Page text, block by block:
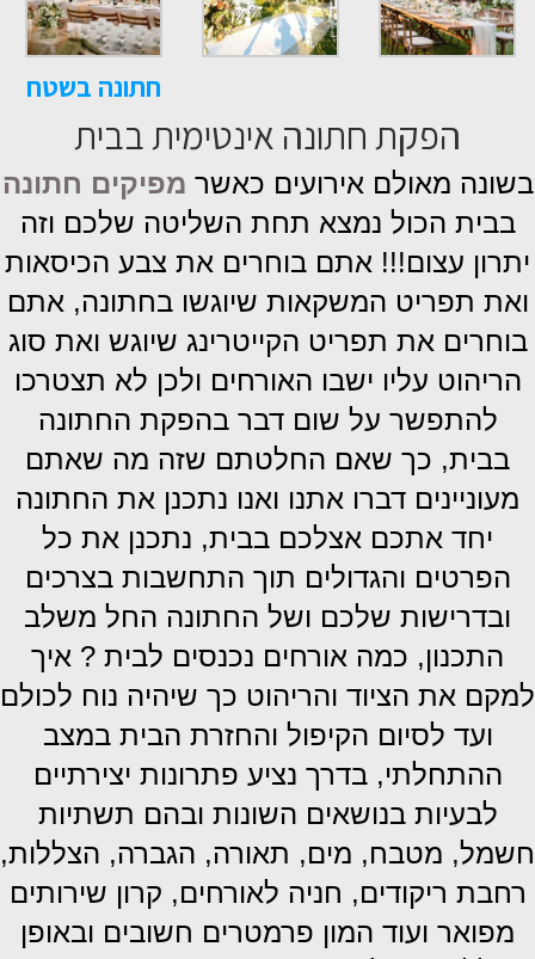
חתונה בשטח
הפקת חתונה אינטימית בבית
בשונה מאולם אירועים כאשר מפיקים חתונה
בבית הכול נמצא תחת השליטה שלכם וזה
יתרון עצום!!! אתם בוחרים את צבע הכיסאות
ואת תפריט המשקאות שיוגשו בחתונה, אתם
בוחרים את תפריט הקייטרינג שיוגש ואת סוג
הריהוט עליו ישבו האורחים ולכן לא תצטרכו
להתפשר על שום דבר בהפקת החתונה
בבית, כך שאם החלטתם שזה מה שאתם
מעוניינים דברו אתנו ואנו נתכנן את החתונה
יחד אתכם אצלכם בבית, נתכנן את כל
הפרטים והגדולים תוך התחשבות בצרכים
ובדרישות שלכם ושל החתונה החל משלב
התכנון, כמה אורחים נכנסים לבית ? איך
למקם את הציוד והריהוט כך שיהיה נוח לכולם
ועד לסיום הקיפול והחזרת הבית במצב
ההתחלתי, בדרך נציע פתרונות יצירתיים
לבעיות בנושאים השונות ובהם תשתיות
חשמל, מטבח, מים, תאורה, הגברה, הצללות,
רחבת ריקודים, חניה לאורחים, קרון שירותים
מפואר ועוד המון פרמטרים חשובים ובאופן